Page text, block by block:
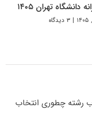
دانشگاه تهران ۱۴۰۵
| ۳ دیدگاه
رشته چطوری انتخاب